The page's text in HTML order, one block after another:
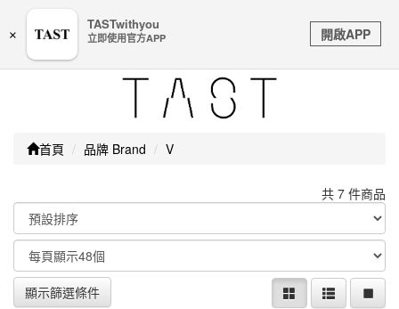
銀行帳戶或信用卡等個人資訊，如接到請立即掛斷或撥打
Toggle
navigation
首頁 品牌 Brand V
共 7 件商品
顯示篩選條件
×
TASTwithyou
立即使用官方APP 開啟APP